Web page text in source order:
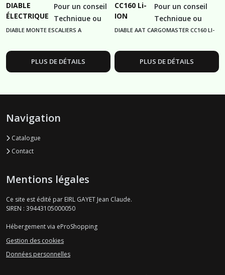
DIABLE
ÉLECTRIQUE
A
TRACKED
350
Pour un conseil
Technique ou
Commercial
DIABLE MONTE ESCALIERS A
PLUS DE DÉTAILS
CC160 Li-
ION
160KG DE
CHARGE
Pour un conseil
Technique ou
Commercial
DIABLE AAT CARGOMASTER CC160 LI-
PLUS DE DÉTAILS
Navigation
Catalogue
Contact
Mentions légales
Ce site est édité par EIRL GAYET Jean Claude.
SIREN : 39443105000050
Hébergement via eProShopping
Gestion des cookies
Données personnelles